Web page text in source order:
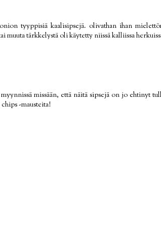
tyyppisiä kaalisipsejä. olivathan ihan
tärkkelystä oli käytetty niissä kalliissa
missään, että näitä sipsejä on jo ehtinyt
-mausteita!